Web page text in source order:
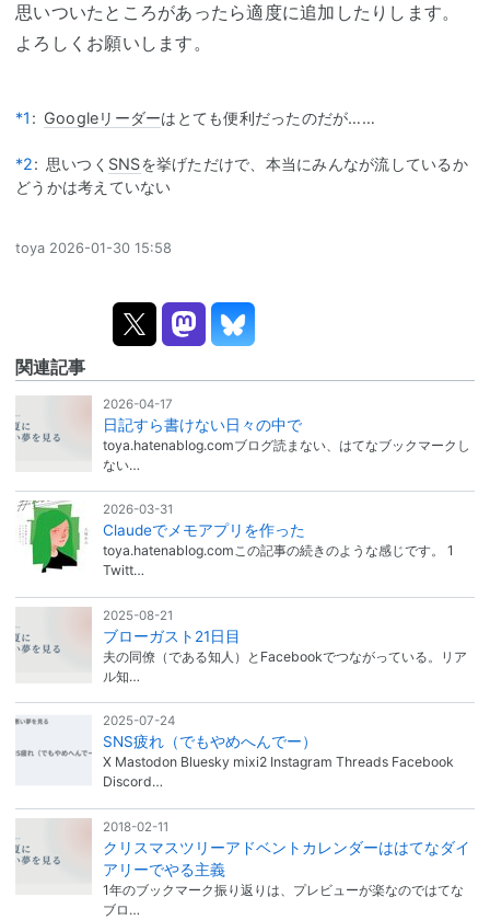
思いついたところがあったら適度に追加したりします。
よろしくお願いします。
*1 : Googleリーダーはとても便利だったのだが……
*2: 思いつく SNSを挙げただけで、本当にみんなが流しているか
どうかは考えていない
toya 2026-01-30 15:58
関連記事
2026-04-17
日記すら書けない日々の中で
toya.hatenablog.comブログ読まない、はてなブックマークし
ない…
2026-03-31
Claudeでメモアプリを作った
toya.hatenablog.comこの記事の続きのような感じです。 1
Twitt…
2025-08-21
ブローガスト21日目
夫の同僚（である知人）とFacebookでつながっている。リア
ル知…
2025-07-24
SNS疲れ（でもやめへんでー）
X Mastodon Bluesky mixi2 Instagram Threads Facebook
Discord…
2018-02-11
クリスマスツリーアドベントカレンダーははてなダイ
アリーでやる主義
1年のブックマーク振り返りは、プレビューが楽なのではてな
ブロ…